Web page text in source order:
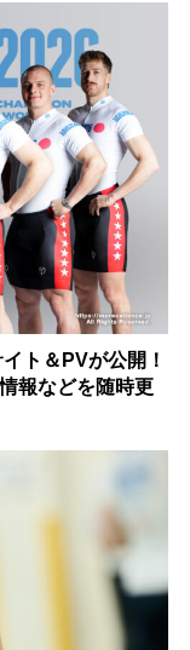
ト＆PVが公開！
報などを随時更